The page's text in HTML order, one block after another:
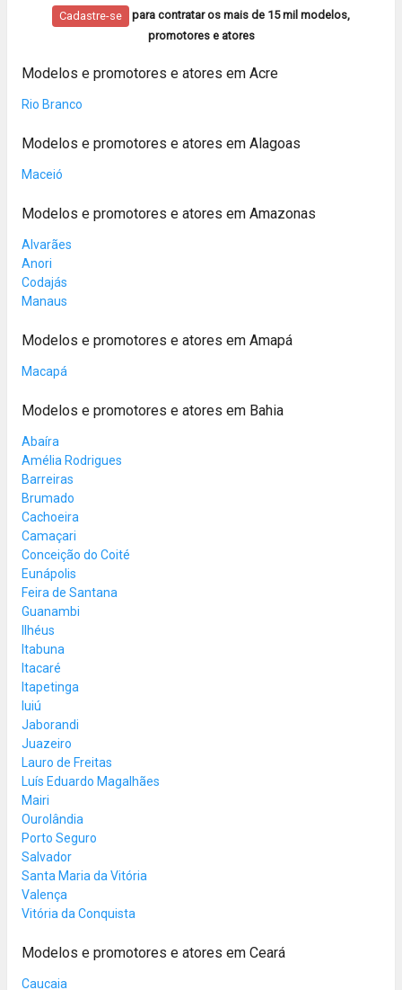
Cadastre-se
para contratar os mais de 15 mil modelos,
promotores e atores
Modelos e promotores e atores em Acre
Rio Branco
Modelos e promotores e atores em Alagoas
Maceió
Modelos e promotores e atores em Amazonas
Alvarães
Anori
Codajás
Manaus
Modelos e promotores e atores em Amapá
Macapá
Modelos e promotores e atores em Bahia
Abaíra
Amélia Rodrigues
Barreiras
Brumado
Cachoeira
Camaçari
Conceição do Coité
Eunápolis
Feira de Santana
Guanambi
Ilhéus
Itabuna
Itacaré
Itapetinga
Iuiú
Jaborandi
Juazeiro
Lauro de Freitas
Luís Eduardo Magalhães
Mairi
Ourolândia
Porto Seguro
Salvador
Santa Maria da Vitória
Valença
Vitória da Conquista
Modelos e promotores e atores em Ceará
Caucaia